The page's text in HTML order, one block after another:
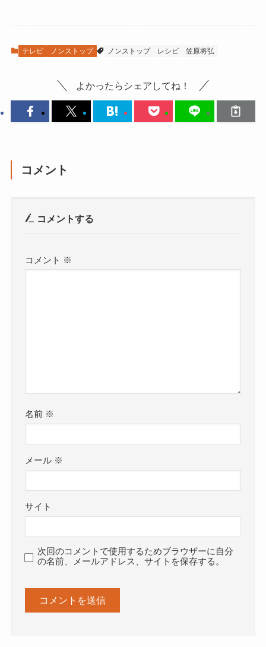
テレビ ノンストップ ノンストップ レシピ 笠原将弘
よかったらシェアしてね！
コメント
コメントする
コメント ※
名前 ※
メール ※
サイト
次回のコメントで使用するためブラウザーに自分
の名前、メールアドレス、サイトを保存する。